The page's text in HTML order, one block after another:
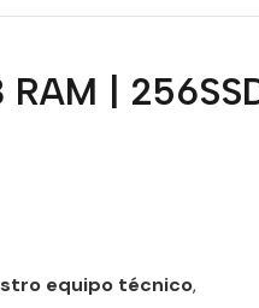
| 256SSD
equipo técnico,